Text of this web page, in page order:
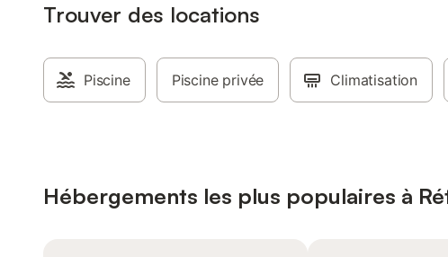
Trouver des locations
Piscine Piscine privée Climatisation
Hébergements les plus populaires à